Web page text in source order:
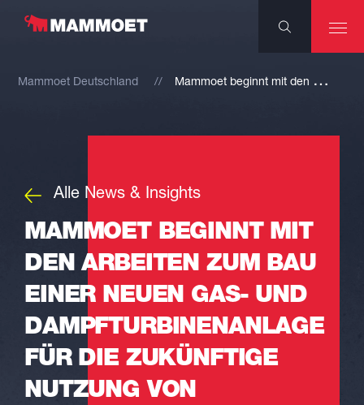
Mammoet Deutschland M
ammoet beginnt mit den Arbeiten zum Bau einer neuen Gas- und Dampfturbinenanlage für die zukünftige Nutzung von Wasserstoff
Alle News & Insights
MAMMOET BEGINNT MIT
DEN ARBEITEN ZUM BAU
EINER NEUEN GAS- UND
DAMPFTURBINENANLAGE
FÜR DIE ZUKÜNFTIGE
NUTZUNG VON